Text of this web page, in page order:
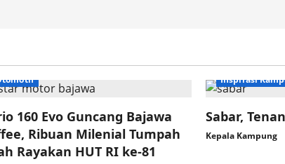
160 Evo Guncang Bajawa
Ribuan Milenial Tumpah
Rayakan HUT RI ke-81
Inspirasi
Sabar,
Kepala Kampung